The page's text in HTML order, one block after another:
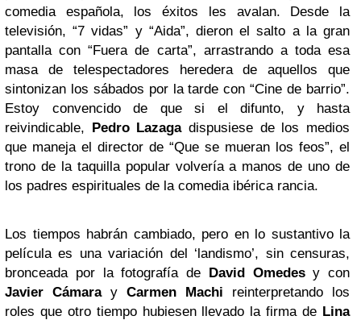
comedia española, los éxitos les avalan. Desde la
televisión, “7 vidas” y “Aida”, dieron el salto a la gran
pantalla con “Fuera de carta”, arrastrando a toda esa
masa de telespectadores heredera de aquellos que
sintonizan los sábados por la tarde con “Cine de barrio”.
Estoy convencido de que si el difunto, y hasta
reivindicable, Pedro Lazagadispusiese de los medios
que maneja el director de “Que se mueran los feos”, el
trono de la taquilla popular volvería a manos de uno de
los padres espirituales de la comedia ibérica rancia.
Los tiempos habrán cambiado, pero en lo sustantivo la
película es una variación del ‘landismo’, sin censuras,
bronceada por la fotografía de David Omedesy con
Javier Cámaray Carmen Machi reinterpretando los
roles que otro tiempo hubiesen llevado la firma de Lina